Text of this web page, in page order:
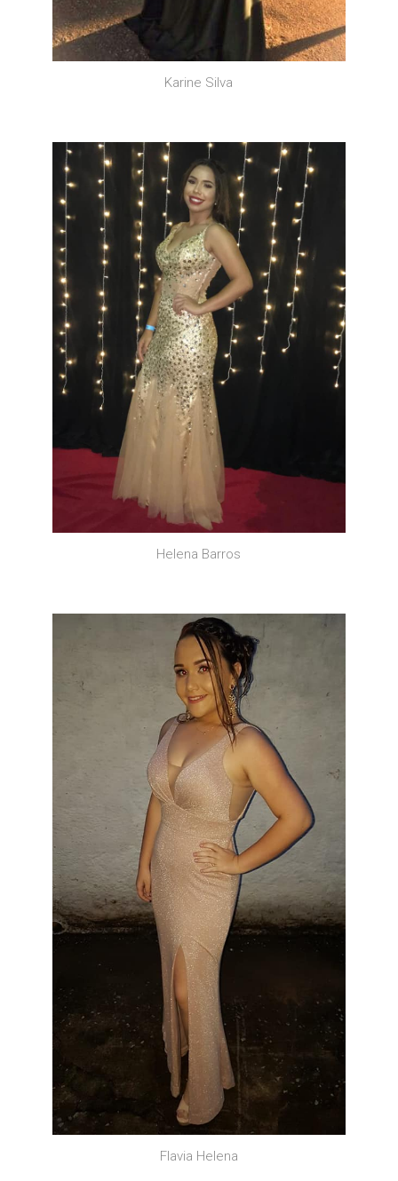
Karine Silva
Helena Barros
Flavia Helena